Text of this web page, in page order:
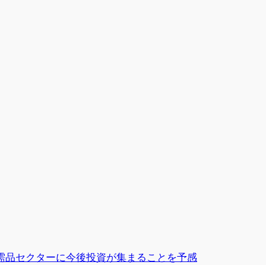
品セクターに今後投資が集まることを予感